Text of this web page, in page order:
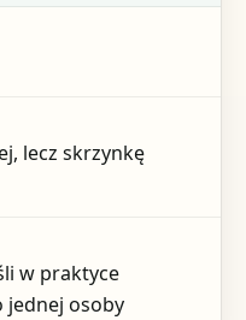
lecz skrzynkę
w praktyce
jednej osoby